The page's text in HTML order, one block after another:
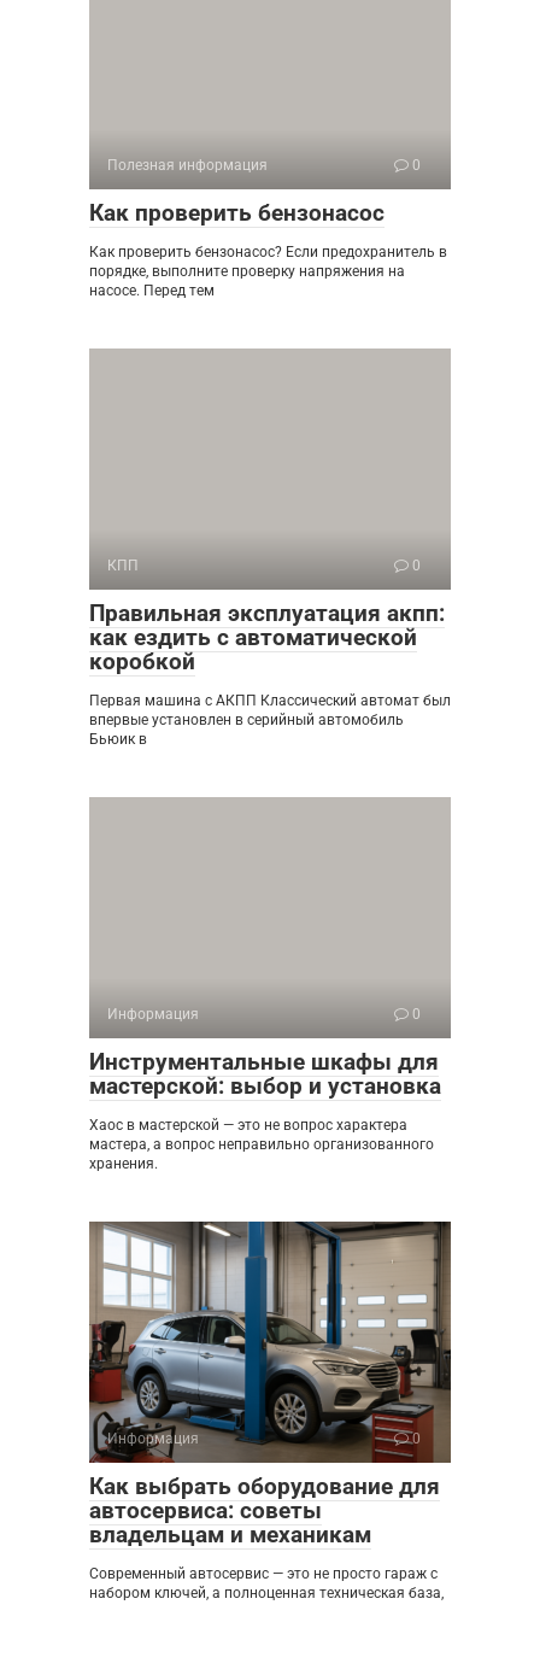
Полезная информация 0
Как проверить бензонасос
Как проверить бензонасос? Если предохранитель в
порядке, выполните проверку напряжения на
насосе. Перед тем
КПП 0
Правильная эксплуатация акпп:
как ездить с автоматической
коробкой
Первая машина с АКПП Классический автомат был
впервые установлен в серийный автомобиль
Бьюик в
Информация 0
Инструментальные шкафы для
мастерской: выбор и установка
Хаос в мастерской — это не вопрос характера
мастера, а вопрос неправильно организованного
хранения.
Информация 0
Как выбрать оборудование для
автосервиса: советы
владельцам и механикам
Современный автосервис — это не просто гараж с
набором ключей, а полноценная техническая база,